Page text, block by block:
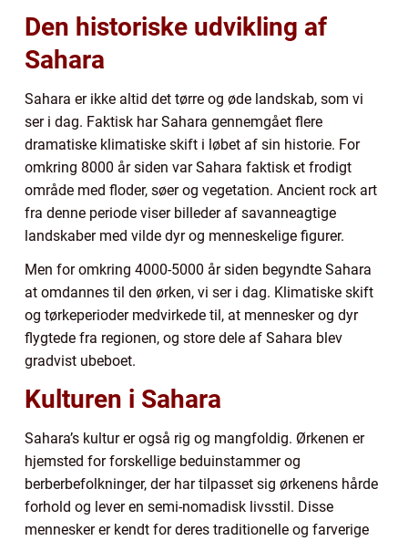
Den historiske udvikling af
Sahara
Sahara er ikke altid det tørre og øde landskab, som vi
ser i dag. Faktisk har Sahara gennemgået flere
dramatiske klimatiske skift i løbet af sin historie. For
omkring 8000 år siden var Sahara faktisk et frodigt
område med floder, søer og vegetation. Ancient rock art
fra denne periode viser billeder af savanneagtige
landskaber med vilde dyr og menneskelige figurer.
Men for omkring 4000-5000 år siden begyndte Sahara
at omdannes til den ørken, vi ser i dag. Klimatiske skift
og tørkeperioder medvirkede til, at mennesker og dyr
flygtede fra regionen, og store dele af Sahara blev
gradvist ubeboet.
Kulturen i Sahara
Sahara’s kultur er også rig og mangfoldig. Ørkenen er
hjemsted for forskellige beduinstammer og
berberbefolkninger, der har tilpasset sig ørkenens hårde
forhold og lever en semi-nomadisk livsstil. Disse
mennesker er kendt for deres traditionelle og farverige